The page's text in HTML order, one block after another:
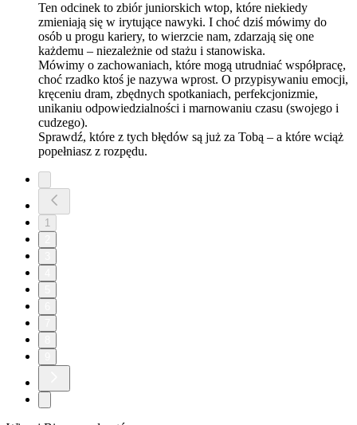
Ten odcinek to zbiór juniorskich wtop, które niekiedy
zmieniają się w irytujące nawyki. I choć dziś mówimy do
osób u progu kariery, to wierzcie nam, zdarzają się one
każdemu – niezależnie od stażu i stanowiska.
Mówimy o zachowaniach, które mogą utrudniać współpracę,
choć rzadko ktoś je nazywa wprost. O przypisywaniu emocji,
kręceniu dram, zbędnych spotkaniach, perfekcjonizmie,
unikaniu odpowiedzialności i marnowaniu czasu (swojego i
cudzego).
Sprawdź, które z tych błędów są już za Tobą – a które wciąż
popełniasz z rozpędu.
1